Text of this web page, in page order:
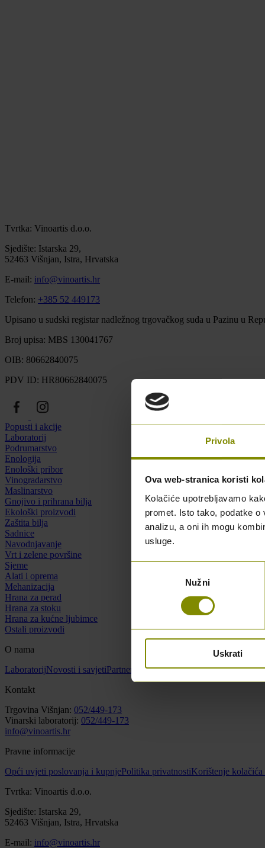
Privola
Ova web-stranica koristi
Kolačiće upotrebljavamo
promet. Isto tako, podatke
analizu, a oni ih mogu
usluge.
Nužni
Uskrati
Tvrtka: Vinoartis d.o.o.
Sjedište: Istarska 29,
52463 Višnjan, Istra, Hrvatska
E-mail: info@vinoartis.hr
Telefon: +385 52 449173
Upisano u sudski registar nadležnog trgovačkog suda u Pazinu u
Broj upisa: MBS 130041767
OIB: 80662840075
PDV ID: HR80662840075
Popusti i akcije
Laboratorij
Podrumarstvo
Enologija
Enološki pribor
Vinogradarstvo
Maslinarstvo
Gnojivo i prihrana bilja
Ekološki proizvodi
Zaštita bilja
Sadnice
Navodnjavanje
Vrt i zelene površine
Sjeme
Alati i oprema
Mehanizacija
Hrana za perad
Hrana za stoku
Hrana za kućne ljubimce
Ostali proizvodi
O nama
LaboratorijNovosti i savjetiPartneri O namaKontakt
Kontakt
Trgovina Višnjan: 052/449-173
Vinarski laboratorij: 052/449-173
info@vinoartis.hr
Pravne informacije
Opći uvjeti poslovanja i kupnjePolitika privatnostiKorištenje kolačića
Tvrtka: Vinoartis d.o.o.
Sjedište: Istarska 29,
52463 Višnjan, Istra, Hrvatska
E-mail: info@vinoartis.hr